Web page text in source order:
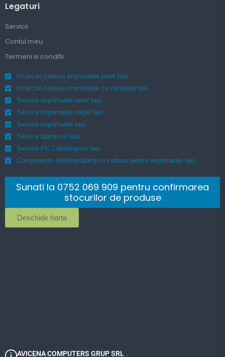
AVICENA COMPUTERS GRUP SRL
Legaturi
Servicii
Contul meu
Termeni si conditii
Incarcari cartuse imprimante laser Iasi
Incarcari cartuse imprimante cu cerneala Iasi
Service imprimante laser Iasi
Service imprimante inkjet Iasi
Service imprimante Iasi
Service laptop-uri Iasi
Service PC / desktop-uri Iasi
Componente desktop/laptop si cartuse pentru imprimante Iasi
Sunati la 0752 069 909 pentru confirmarea
stocurilor de produse
Deschide harta